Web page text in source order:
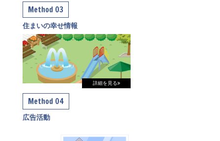
Method 03
住まいの幸せ情報
詳細を見る
Method 04
広告活動